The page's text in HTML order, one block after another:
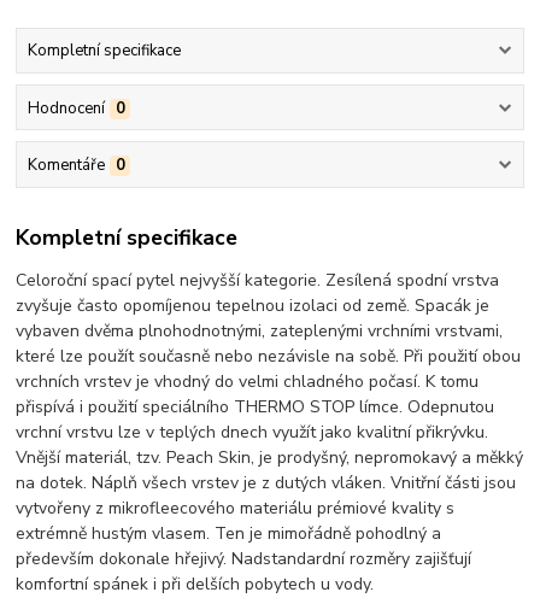
Kompletní specifikace
Hodnocení 0
Komentáře 0
Kompletní specifikace
Celoroční spací pytel nejvyšší kategorie. Zesílená spodní vrstva
zvyšuje často opomíjenou tepelnou izolaci od země. Spacák je
vybaven dvěma plnohodnotnými, zateplenými vrchními vrstvami,
které lze použít současně nebo nezávisle na sobě. Při použití obou
vrchních vrstev je vhodný do velmi chladného počasí. K tomu
přispívá i použití speciálního THERMO STOP límce. Odepnutou
vrchní vrstvu lze v teplých dnech využít jako kvalitní přikrývku.
Vnější materiál, tzv. Peach Skin, je prodyšný, nepromokavý a měkký
na dotek. Náplň všech vrstev je z dutých vláken. Vnitřní části jsou
vytvořeny z mikrofleecového materiálu prémiové kvality s
extrémně hustým vlasem. Ten je mimořádně pohodlný a
především dokonale hřejivý. Nadstandardní rozměry zajišťují
komfortní spánek i při delších pobytech u vody.